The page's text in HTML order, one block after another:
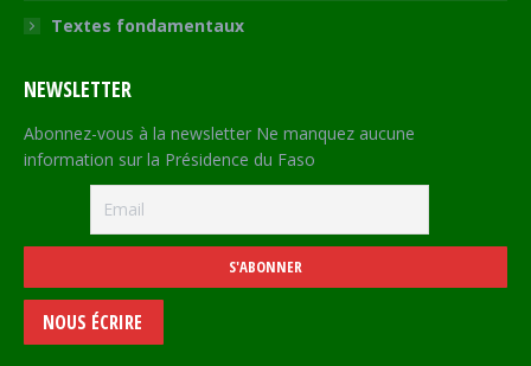
Textes fondamentaux
NEWSLETTER
Abonnez-vous à la newsletter Ne manquez aucune
information sur la Présidence du Faso
NOUS ÉCRIRE